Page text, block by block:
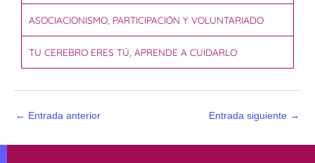
ASOCIACIONISMO, PARTICIPACIÓN Y VOLUNTARIADO
TU CEREBRO ERES TÚ, APRENDE A CUIDARLO
← Entrada anterior Entrada siguiente →